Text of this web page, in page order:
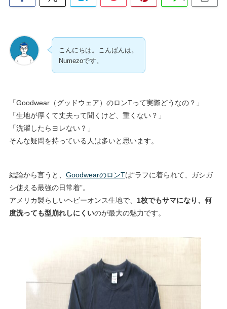
こんにちは。こんばんは。
Numezoです。
「Goodwear（グッドウェア）のロンTって実際どうなの？」
「生地が厚くて丈夫って聞くけど、重くない？」
「洗濯したらヨレない？」
そんな疑問を持っている人は多いと思います。
結論から言うと、 GoodwearのロンTは“ラフに着られて、ガシガ
シ使える最強の日常着”。
アメリカ製らしいヘビーオンス生地で、 1枚でもサマになり、何
度洗っても型崩れしにくいのが最大の魅力です。